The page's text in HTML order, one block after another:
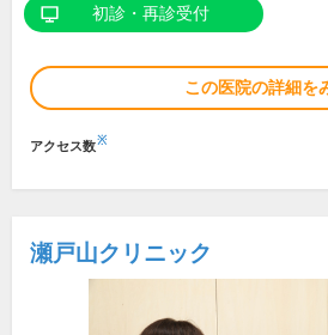
初診・再診受付
この医院の詳細を
アクセス数※
瀬戸山クリニック